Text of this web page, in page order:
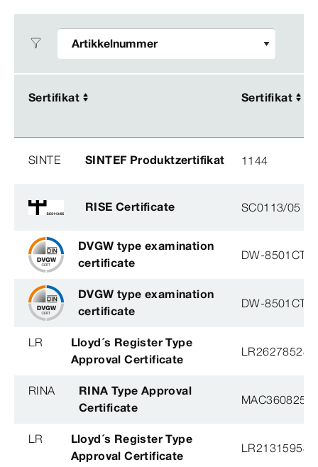
Sertifikat Sertifikat
Sertifikat Sertifikat
SINTE SINTEF Produktzertifikat 1144
RISE Certificate SC0113/05
DVGW type examination
certificate
DW-
DVGW type examination
certificate
DW-
LR
Lloyd´s Register Type
Approval Certificate
RINA
RINA Type Approval
Certificate
LR
Lloyd´s Register Type
Approval Certificate